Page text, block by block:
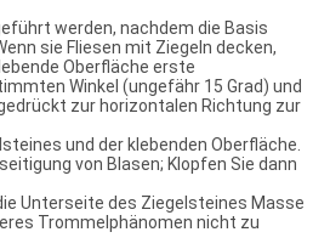
werden, nachdem die Basis
sie Fliesen mit Ziegeln decken,
Oberfläche erste
Winkel (ungefähr 15 Grad) und
zur horizontalen Richtung zur
und der klebenden Oberfläche.
von Blasen; Klopfen Sie dann
Unterseite des Ziegelsteines Masse
Trommelphänomen nicht zu